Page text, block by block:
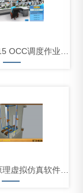
中人ZRGD-15 OCC调度作业仿真软件
电梯结构与原理虚拟仿真软件（PC云端+VR版）